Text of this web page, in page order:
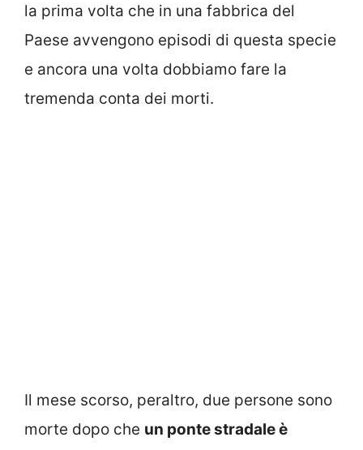
la prima volta che in una fabbrica del
Paese avvengono episodi di questa specie
e ancora una volta dobbiamo fare la
tremenda conta dei morti.
Il mese scorso, peraltro, due persone sono
morte dopo che un ponte stradale è